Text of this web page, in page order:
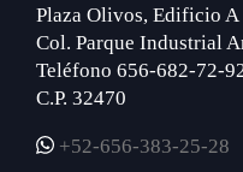
Plaza Olivos, Edificio A
Col. Parque Industrial
Teléfono 656-682-72-
C.P. 32470
+52-656-383-25-28